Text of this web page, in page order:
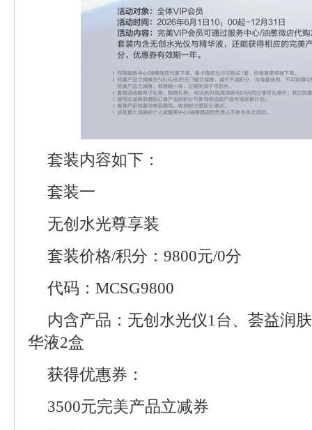
套装内容如下：
套装一
无创水光尊享装
套装价格/积分：9800元/0分
代码：MCSG9800
内含产品：无创水光仪1台、荟益润
华液2盒
获得优惠券：
3500元完美产品立减券